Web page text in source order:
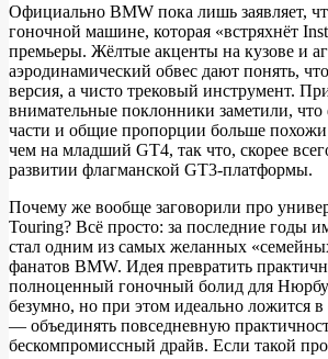
Официально BMW пока лишь заявляет,
гоночной машине, которая «встряхнёт
премьеры. Жёлтые акценты на кузове и
аэродинамический обвес дают понять,
версия, а чисто трековый инструмент.
внимательные поклонники заметили, что
части и общие пропорции больше
чем на младший GT4, так что, скорее
развитии флагманской GT3‑платформы.
Почему же вообще заговорили про
Touring? Всё просто: за последние годы
стал одним из самых желанных
фанатов BMW. Идея превратить
полноценный гоночный болид для
безумно, но при этом идеально ложится
— объединять повседневную
бескомпромиссный драйв. Если такой